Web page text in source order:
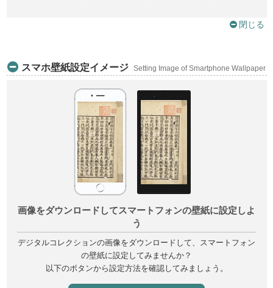
閉じる
スマホ壁紙設定イメージ Setting Image of Smartphone Wallpaper
画像をダウンロードしてスマートフォンの壁紙に設定しよ
う
デジタルコレクションの画像をダウンロードして、スマートフォン
の壁紙に設定してみませんか？
以下のボタンから設定方法を確認してみましょう。